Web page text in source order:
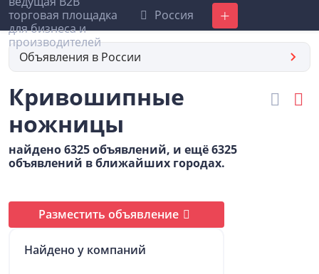
Россия Добавить
Объявления в России
Кривошипные
ножницы
найдено 6325 объявлений, и ещё 6325
объявлений в ближайших городах.
Разместить объявление
Найдено у компаний